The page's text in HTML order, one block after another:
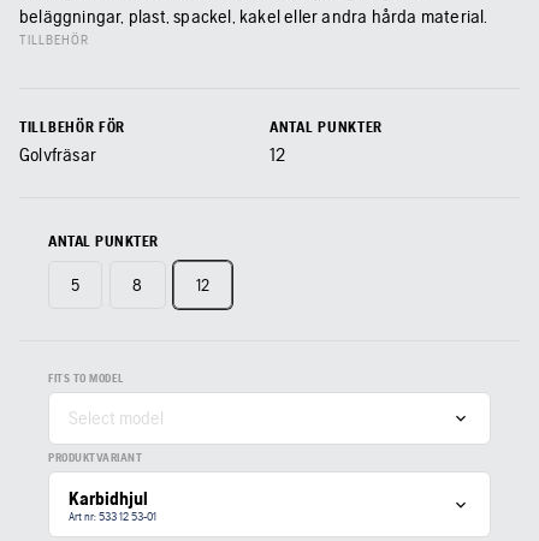
beläggningar, plast, spackel, kakel eller andra hårda material.
TILLBEHÖR
TILLBEHÖR FÖR
Golvfräsar
ANTAL PUNKTER
12
ANTAL PUNKTER
5 8 12
FITS TO MODEL
Select model
PRODUKTVARIANT
Karbidhjul
Art nr: 533 12 53‑01